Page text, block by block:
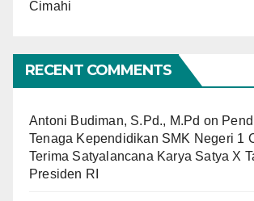
Cimahi
RECENT COMMENTS
Antoni Budiman, S.Pd., M.Pd on
Tenaga Kependidikan SMK Negeri 1
Terima Satyalancana Karya Satya X
Presiden RI